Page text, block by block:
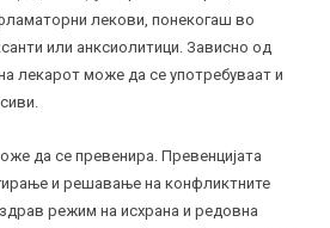
лекови, понекогаш во
или анксиолитици. Зависно од
лекарот може да се употребуваат и
да се превенира. Превенцијата
и решавање на конфликтните
режим на исхрана и редовна